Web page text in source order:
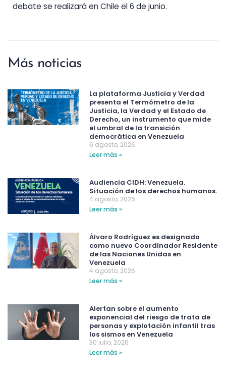
debate se realizará en Chile el 6 de junio.
Más noticias
La plataforma Justicia y Verdad
presenta el Termómetro de la
Justicia, la Verdad y el Estado de
Derecho, un instrumento que mide
el umbral de la transición
democrática en Venezuela
6 agosto, 2026
Leer más »
Audiencia CIDH: Venezuela.
Situación de los derechos humanos.
4 agosto, 2026
Leer más »
Álvaro Rodríguez es designado
como nuevo Coordinador Residente
de las Naciones Unidas en
Venezuela
4 agosto, 2026
Leer más »
Alertan sobre el aumento
exponencial del riesgo de trata de
personas y explotación infantil tras
los sismos en Venezuela
30 julio, 2026
Leer más »